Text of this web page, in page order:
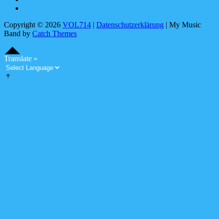
Copyright © 2026 VOL714 | Datenschutzerklärung | My Music
Band by Catch Themes
Up
Up
Translate »
S
cr
o
l
l
Up